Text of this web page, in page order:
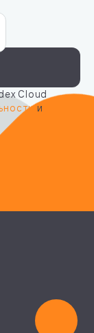
Cloud
и